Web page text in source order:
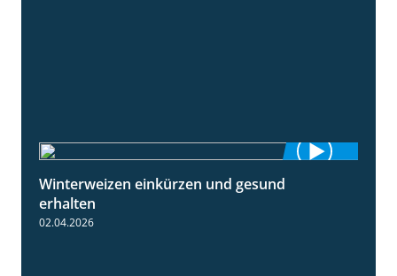
Winterweizen einkürzen und gesund
erhalten
02.04.2026